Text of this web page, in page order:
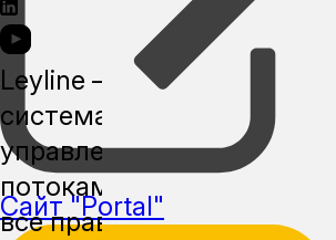
Leyline —
система
управления
потоками,
все права
Сайт "Portal"